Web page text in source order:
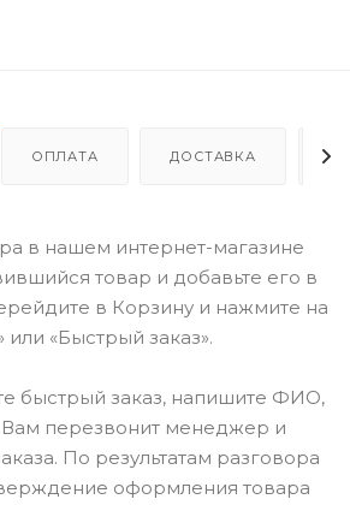
ОПЛАТА ДОСТАВКА
в нашем интернет-магазине
товар и добавьте его в
в Корзину и нажмите на
или «Быстрый заказ».
быстрый заказ, напишите ФИО,
перезвонит менеджер и
По результатам разговора
оформления товара